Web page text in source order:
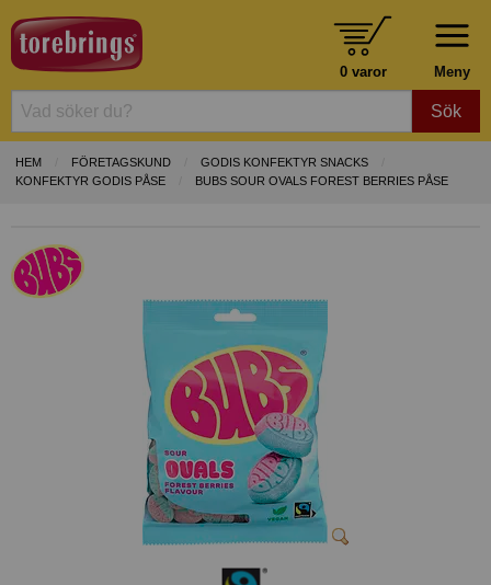
Meny
0 varor
Sök
HEM FÖRETAGSKUND
GODIS KONFEKTYR SNACKS
KONFEKTYR GODIS PÅSE
BUBS SOUR OVALS FOREST BERRIES PÅSE